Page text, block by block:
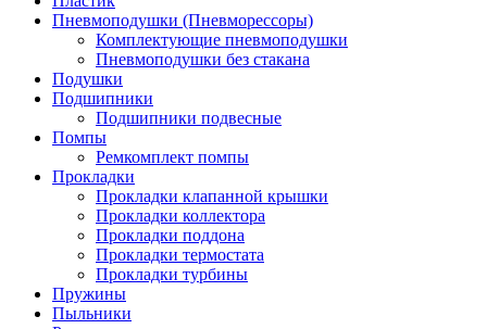
Пневмоподушки (Пневморессоры)
Комплектующие пневмоподушки
Пневмоподушки без стакана
Подушки
Подшипники
Подшипники подвесные
Помпы
Ремкомплект помпы
Прокладки
Прокладки клапанной крышки
Прокладки коллектора
Прокладки поддона
Прокладки термостата
Прокладки турбины
Пружины
Пыльники